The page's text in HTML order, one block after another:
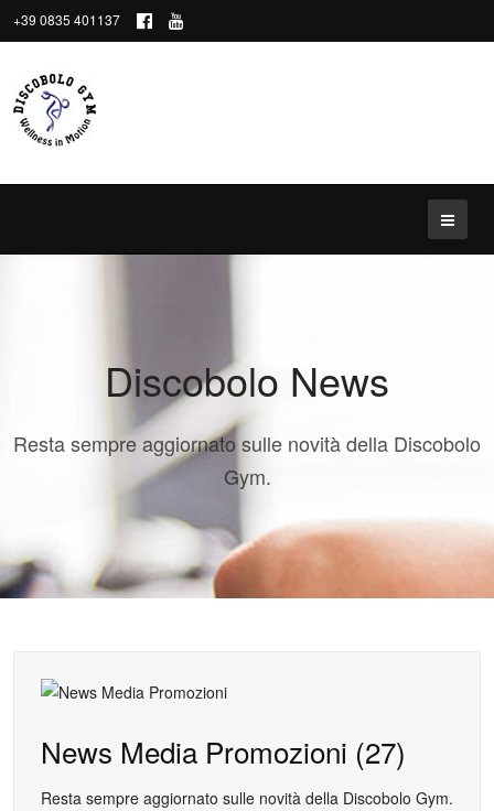
+39 0835 401137
Discobolo News
Resta sempre aggiornato sulle novità della Discobolo
Gym.
News Media Promozioni (27)
Resta sempre aggiornato sulle novità della Discobolo Gym.